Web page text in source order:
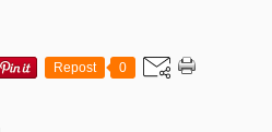
Repost 0